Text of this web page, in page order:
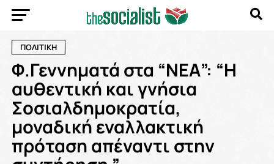
ΠΟΛΙΤΙΚΗ
Φ.Γεννηματά στα “ΝΕΑ”: “Η
αυθεντική και γνήσια
Σοσιαλδημοκρατία,
μοναδική εναλλακτική
πρόταση απέναντι στην